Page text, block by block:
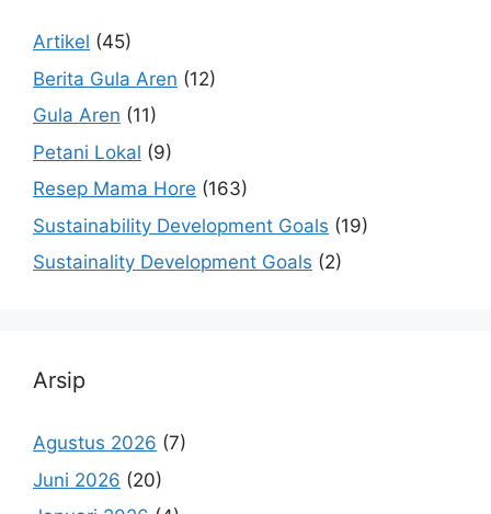
Artikel (45)
Berita Gula Aren (12)
Gula Aren (11)
Petani Lokal (9)
Resep Mama Hore (163)
Sustainability Development Goals (19)
Sustainality Development Goals (2)
Arsip
Agustus 2026 (7)
Juni 2026 (20)